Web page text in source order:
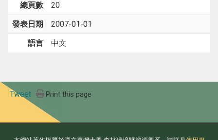
總頁數 20
發表日期 2007-01-01
語言 中文
Tweet Print this page